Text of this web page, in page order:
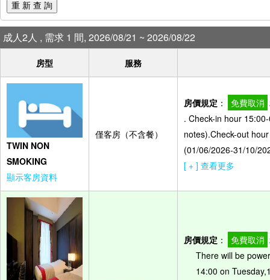
重 新 查 詢
成人2人 , 需求 1 間, 2026/08/21 ~ 2026/08/22
房型 服務
TWIN NON
SMOKING
顯示客房資料
僅客房（不含餐）
房價規定 ： 免費取消
. Check-in hour
notes).Check-out
(01/06/2026-31/10/
[ + ] 查看更多
房價規定 ： 免費取消
There will be
14:00 on